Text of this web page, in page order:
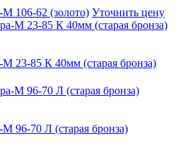
106-62 (золото) Уточнить цену
23-85 К 40мм (старая бронза)
96-70 Л (старая бронза)